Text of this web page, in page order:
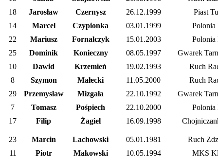
18
Jarosław Czernysz 26.12.1999
Piast
14
Marcel Czypionka 03.01.1999
Polonia
22
Mariusz Fornalczyk 15.01.2003
Polonia
25
Dominik Konieczny 08.05.1997
Gwarek
10
Dawid Krzemień 19.02.1993
Ruch
8
Szymon Małecki 11.05.2000
Ruch
29
Przemysław Mizgała 22.10.1992
Gwarek
7
Tomasz Pośpiech 22.10.2000
Polonia
17
Filip Żagiel 16.09.1998
23 Marcin Lachowski 05.01.1981
Ruch
11
Piotr Makowski 10.05.1994
MKS